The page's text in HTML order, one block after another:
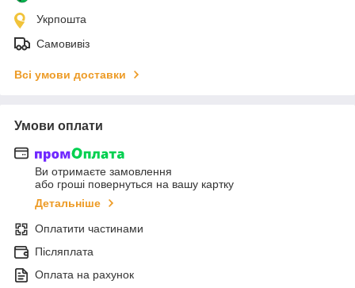
Укрпошта
Самовивіз
Всі умови доставки
Умови оплати
Ви отримаєте замовлення
або гроші повернуться на вашу картку
Детальніше
Оплатити частинами
Післяплата
Оплата на рахунок